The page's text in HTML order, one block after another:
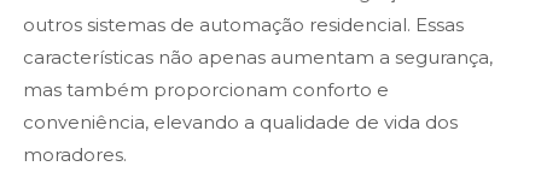
outros sistemas de automação residencial. Essas
características não apenas aumentam a segurança,
mas também proporcionam conforto e
conveniência, elevando a qualidade de vida dos
moradores.